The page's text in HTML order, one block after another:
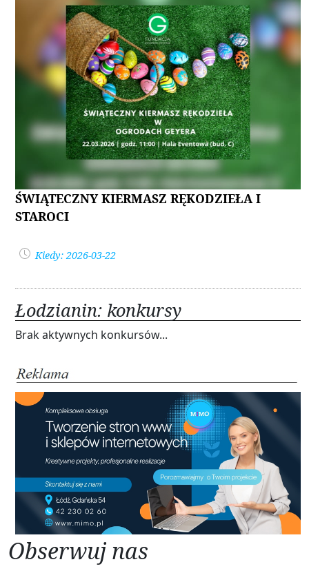
ŚWIĄTECZNY KIERMASZ RĘKODZIEŁA I
STAROCI
Kiedy: 2026-03-22
Łodzianin: konkursy
Brak aktywnych konkursów...
Obserwuj nas